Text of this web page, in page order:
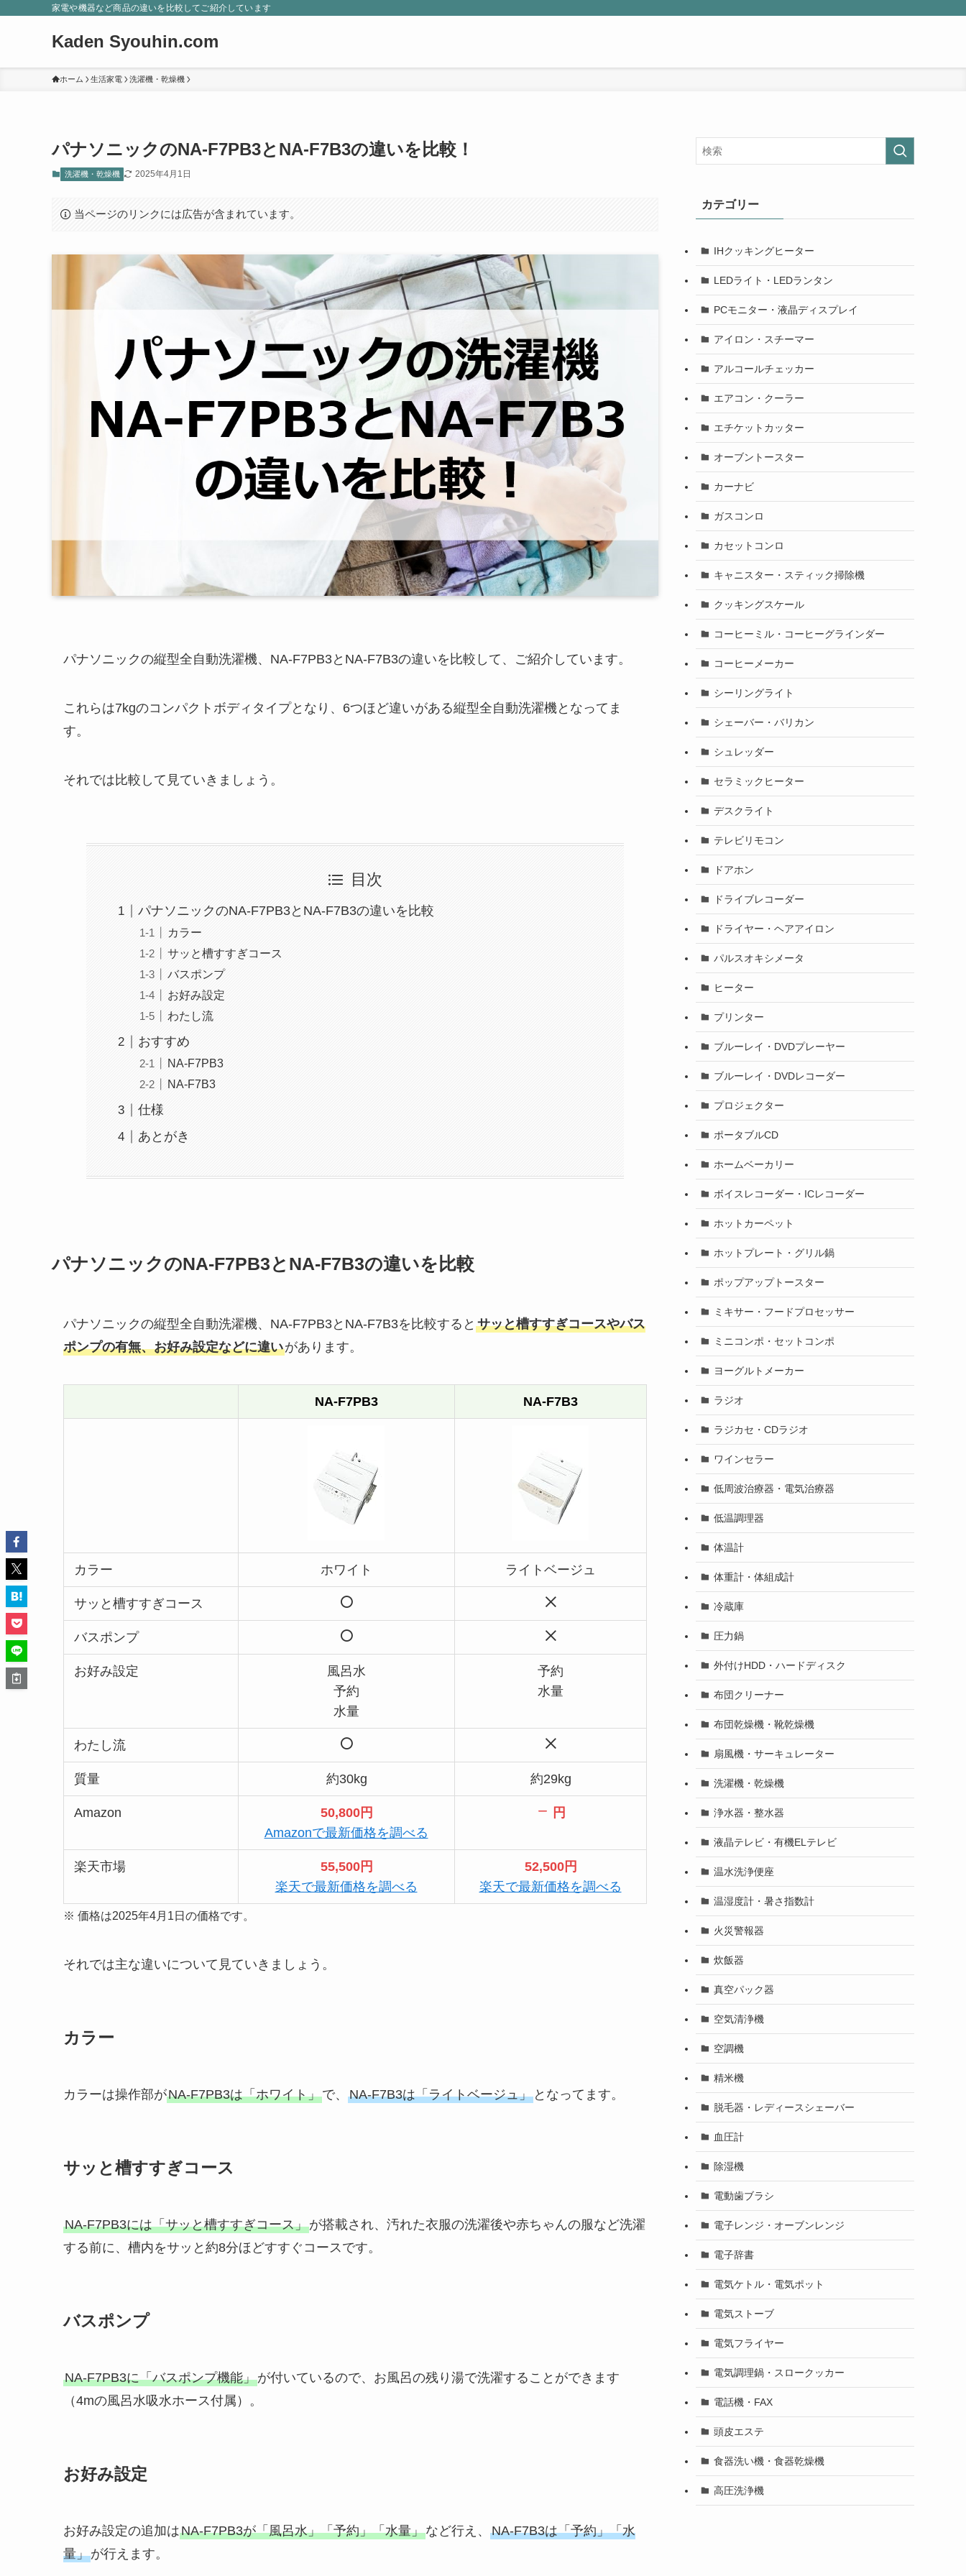
家電や機器など商品の違いを比較してご紹介しています
Kaden Syouhin.com
ホーム 生活家電 洗濯機・乾燥機
パナソニックのNA-F7PB3とNA-F7B3の違いを比較！
洗濯機・乾燥機 2025年4月1日
当ページのリンクには広告が含まれています。
パナソニックの縦型全自動洗濯機、NA-F7PB3とNA-F7B3の違いを比較して、ご紹介しています。
これらは7kgのコンパクトボディタイプとなり、6つほど違いがある縦型全自動洗濯機となってま
す。
それでは比較して見ていきましょう。
目次
パナソニックのNA-F7PB3とNA-F7B3の違いを比較
カラー
サッと槽すすぎコース
バスポンプ
お好み設定
わたし流
おすすめ
NA-F7PB3
NA-F7B3
仕様
あとがき
パナソニックのNA-F7PB3とNA-F7B3の違いを比較
パナソニックの縦型全自動洗濯機、NA-F7PB3とNA-F7B3を比較すると サッと槽すすぎコースやバス
ポンプの有無、お好み設定などに違いがあります。
NA-F7PB3 NA-F7B3
カラー ホワイト ライトベージュ
サッと槽すすぎコース
バスポンプ
お好み設定
風呂水
予約
水量
予約
水量
わたし流
質量 約30kg 約29kg
Amazon
50,800円
Amazonで最新価格を調べる
円
楽天市場
55,500円
楽天で最新価格を調べる
52,500円
楽天で最新価格を調べる
※ 価格は2025年4月1日の価格です。
それでは主な違いについて見ていきましょう。
カラー
カラーは操作部がNA-F7PB3は「ホワイト」で、 NA-F7B3は「ライトベージュ」 となってます。
サッと槽すすぎコース
NA-F7PB3には「サッと槽すすぎコース」が搭載され、汚れた衣服の洗濯後や赤ちゃんの服など洗濯
する前に、槽内をサッと約8分ほどすすぐコースです。
バスポンプ
NA-F7PB3に「バスポンプ機能」が付いているので、お風呂の残り湯で洗濯することができます
（4mの風呂水吸水ホース付属）。
お好み設定
お好み設定の追加はNA-F7PB3が「風呂水」「予約」「水量」など行え、 NA-F7B3は「予約」「水
量」が行えます。
カテゴリー
IHクッキングヒーター
LEDライト・LEDランタン
PCモニター・液晶ディスプレイ
アイロン・スチーマー
アルコールチェッカー
エアコン・クーラー
エチケットカッター
オーブントースター
カーナビ
ガスコンロ
カセットコンロ
キャニスター・スティック掃除機
クッキングスケール
コーヒーミル・コーヒーグラインダー
コーヒーメーカー
シーリングライト
シェーバー・バリカン
シュレッダー
セラミックヒーター
デスクライト
テレビリモコン
ドアホン
ドライブレコーダー
ドライヤー・ヘアアイロン
パルスオキシメータ
ヒーター
プリンター
ブルーレイ・DVDプレーヤー
ブルーレイ・DVDレコーダー
プロジェクター
ポータブルCD
ホームベーカリー
ボイスレコーダー・ICレコーダー
ホットカーペット
ホットプレート・グリル鍋
ポップアップトースター
ミキサー・フードプロセッサー
ミニコンポ・セットコンポ
ヨーグルトメーカー
ラジオ
ラジカセ・CDラジオ
ワインセラー
低周波治療器・電気治療器
低温調理器
体温計
体重計・体組成計
冷蔵庫
圧力鍋
外付けHDD・ハードディスク
布団クリーナー
布団乾燥機・靴乾燥機
扇風機・サーキュレーター
洗濯機・乾燥機
浄水器・整水器
液晶テレビ・有機ELテレビ
温水洗浄便座
温湿度計・暑さ指数計
火災警報器
炊飯器
真空パック器
空気清浄機
空調機
精米機
脱毛器・レディースシェーバー
血圧計
除湿機
電動歯ブラシ
電子レンジ・オーブンレンジ
電子辞書
電気ケトル・電気ポット
電気ストーブ
電気フライヤー
電気調理鍋・スロークッカー
電話機・FAX
頭皮エステ
食器洗い機・食器乾燥機
高圧洗浄機